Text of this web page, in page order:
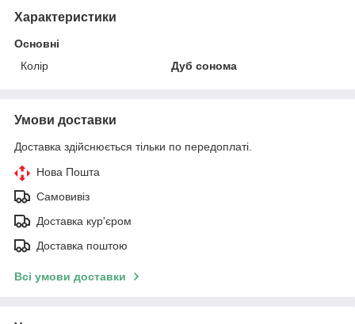
Характеристики
Основні
Колір
Дуб сонома
Умови доставки
Доставка здійснюється тільки по передоплаті.
Нова Пошта
Самовивіз
Доставка кур'єром
Доставка поштою
Всі умови доставки